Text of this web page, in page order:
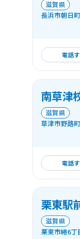
滋賀県
長浜市朝日
電話
詳細を見る
南草津
滋賀県
草津市野路
電話
詳細を見る
栗東駅
滋賀県
栗東市綣6丁